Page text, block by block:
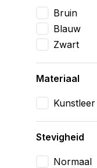
Bruin
Blauw
Zwart
Materiaal
Kunstleer
Stevigheid
Normaal